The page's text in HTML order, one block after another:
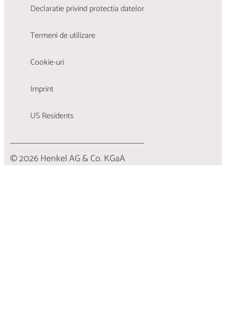
Declaratie privind protectia datelor
Termeni de utilizare
Cookie-uri
Imprint
US Residents
© 2026 Henkel AG & Co. KGaA